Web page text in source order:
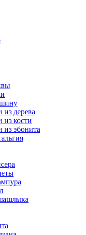
из дерева
из кости
из эбонита